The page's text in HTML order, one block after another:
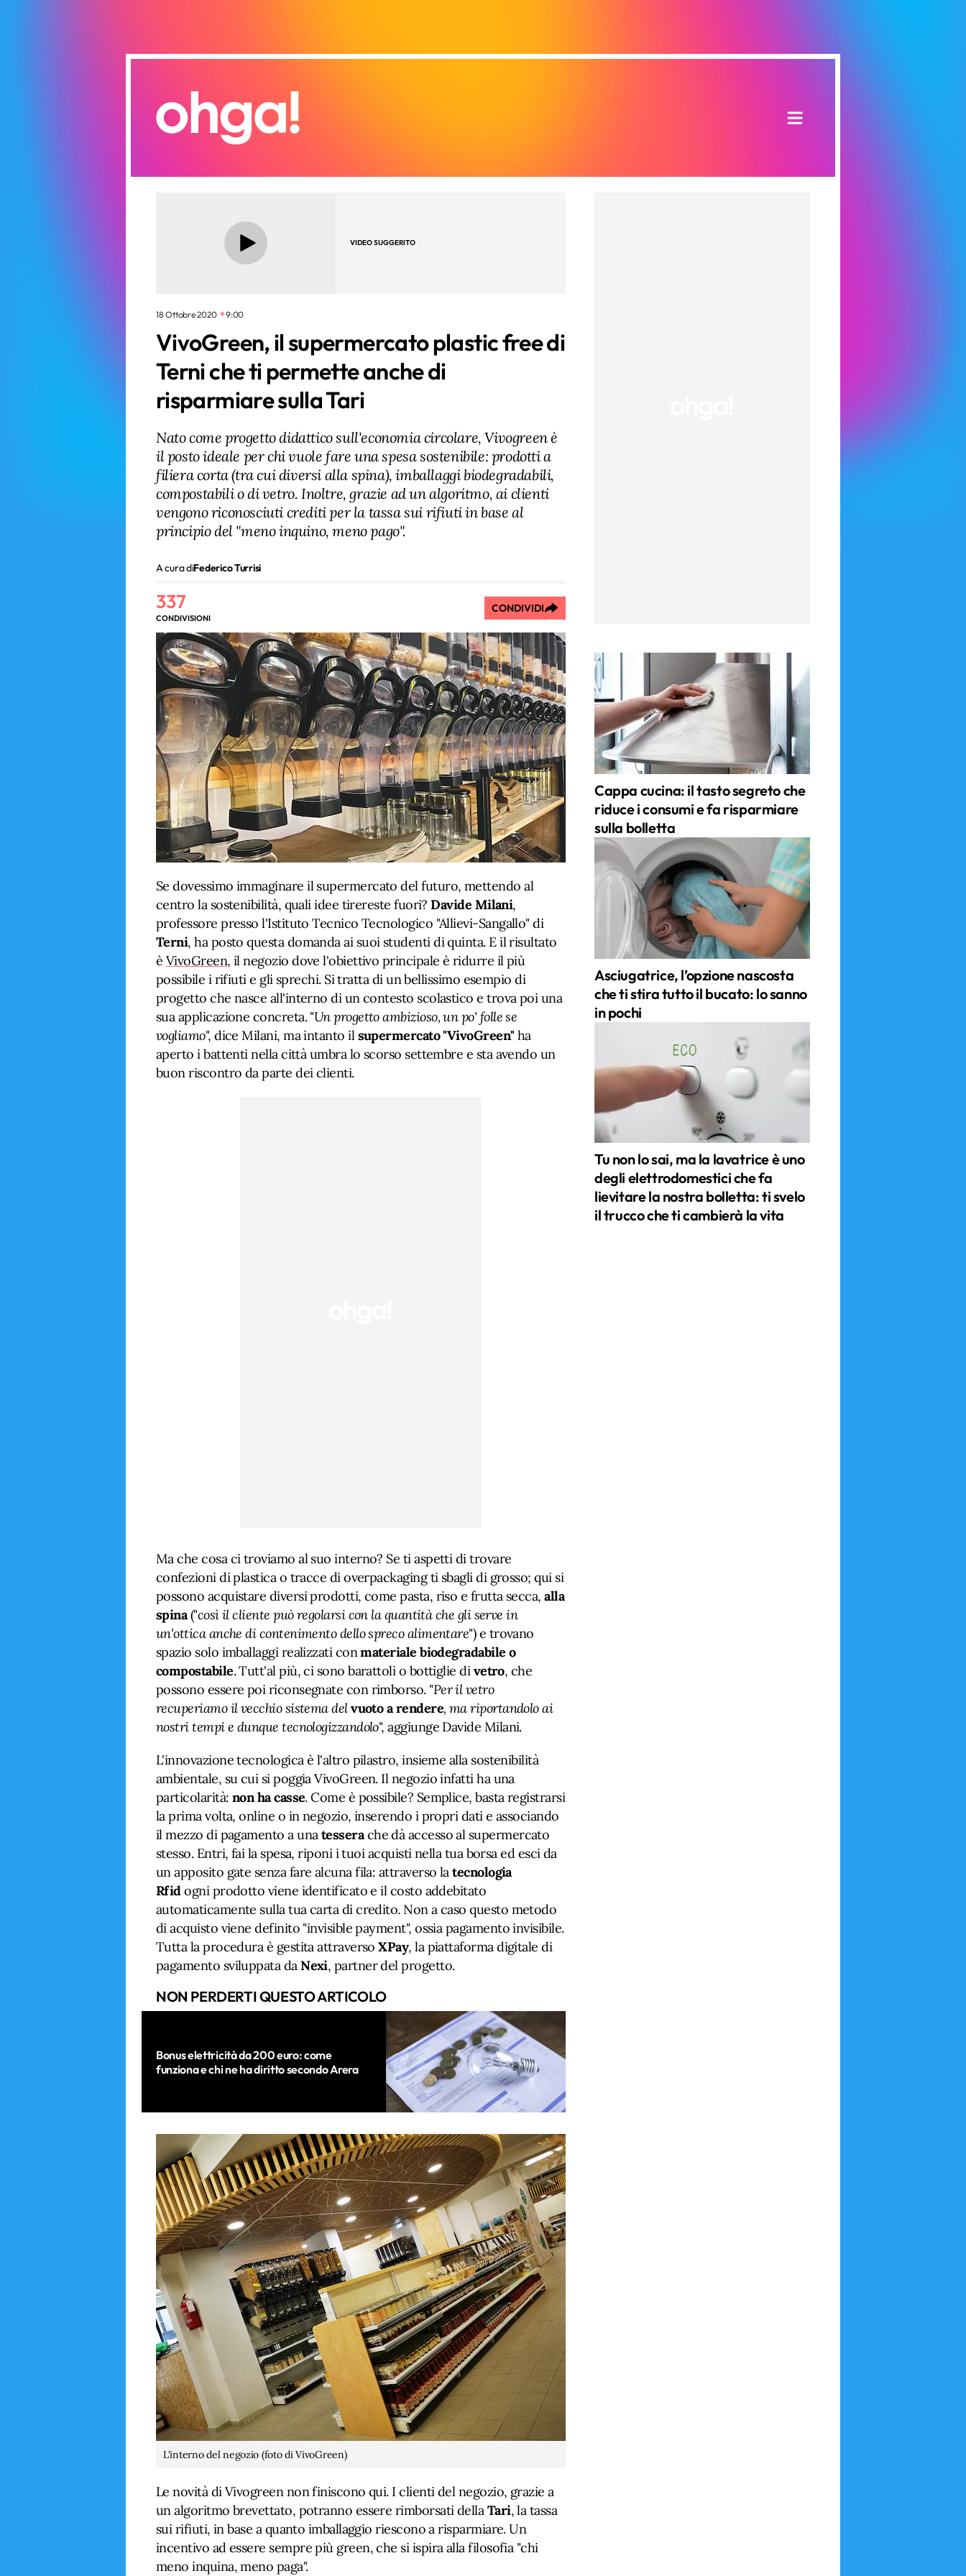
VIDEO SUGGERITO
18 Ottobre 2020 9:00
VivoGreen, il supermercato plastic free di
Terni che ti permette anche di
risparmiare sulla Tari
Nato come progetto didattico sull'economia circolare, Vivogreen è
il posto ideale per chi vuole fare una spesa sostenibile: prodotti a
filiera corta (tra cui diversi alla spina), imballaggi biodegradabili,
compostabili o di vetro. Inoltre, grazie ad un algoritmo, ai clienti
vengono riconosciuti crediti per la tassa sui rifiuti in base al
principio del "meno inquino, meno pago".
A cura diFederico Turrisi
337
CONDIVISIONI
CONDIVIDI
Se dovessimo immaginare il supermercato del futuro, mettendo al
centro la sostenibilità, quali idee tirereste fuori?Davide Milani,
professore presso l'Istituto Tecnico Tecnologico "Allievi-Sangallo" di
Terni, ha posto questa domanda ai suoi studenti di quinta. E il risultato
è VivoGreen, il negozio dove l'obiettivo principale è ridurre il più
possibile i rifiuti e gli sprechi. Si tratta di un bellissimo esempio di
progetto che nasce all'interno di un contesto scolastico e trova poi una
sua applicazione concreta. "Un progetto ambizioso, un po' folle se
vogliamo", dice Milani, ma intanto ilsupermercato "VivoGreen" ha
aperto i battenti nella città umbra lo scorso settembre e sta avendo un
buon riscontro da parte dei clienti.
Ma che cosa ci troviamo al suo interno? Se ti aspetti di trovare
confezioni di plastica o tracce di overpackaging ti sbagli di grosso; qui si
possono acquistare diversi prodotti, come pasta, riso e frutta secca,alla
spina("così il cliente può regolarsi con la quantità che gli serve in
un'ottica anche di contenimento dello spreco alimentare") e trovano
spazio solo imballaggi realizzati conmateriale biodegradabile o
compostabile. Tutt'al più, ci sono barattoli o bottiglie divetro, che
possono essere poi riconsegnate con rimborso. "Per il vetro
recuperiamo il vecchio sistema delvuoto a rendere, ma riportandolo ai
nostri tempi e dunque tecnologizzandolo", aggiunge Davide Milani.
L'innovazione tecnologica è l'altro pilastro, insieme alla sostenibilità
ambientale, su cui si poggia VivoGreen. Il negozio infatti ha una
particolarità: non ha casse. Come è possibile? Semplice, basta registrarsi
la prima volta, online o in negozio, inserendo i propri dati e associando
il mezzo di pagamento a unatesserache dà accesso al supermercato
stesso. Entri, fai la spesa, riponi i tuoi acquisti nella tua borsa ed esci da
un apposito gate senza fare alcuna fila: attraverso latecnologia
Rfidogni prodotto viene identificato e il costo addebitato
automaticamente sulla tua carta di credito. Non a caso questo metodo
di acquisto viene definito "invisible payment", ossia pagamento invisibile.
Tutta la procedura è gestita attraversoXPay, la piattaforma digitale di
pagamento sviluppata daNexi, partner del progetto.
NON PERDERTI QUESTO ARTICOLO
Bonus elettricità da 200 euro: come
funziona e chi ne ha diritto secondo Arera
L'interno del negozio (foto di VivoGreen)
Le novità di Vivogreen non finiscono qui. I clienti del negozio, grazie a
un algoritmo brevettato, potranno essere rimborsati dellaTari, la tassa
sui rifiuti, in base a quanto imballaggio riescono a risparmiare. Un
incentivo ad essere sempre più green, che si ispira alla filosofia "chi
meno inquina, meno paga".
Cappa cucina: il tasto segreto che
riduce i consumi e fa risparmiare
sulla bolletta
Asciugatrice, l’opzione nascosta
che ti stira tutto il bucato: lo sanno
in pochi
Tu non lo sai, ma la lavatrice è uno
degli elettrodomestici che fa
lievitare la nostra bolletta: ti svelo
il trucco che ti cambierà la vita